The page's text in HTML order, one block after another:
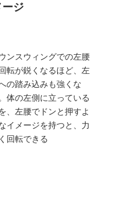
ジ
ンスウィングでの左腰
転が鋭くなるほど、左
の踏み込みも強くな
体の左側に立っている
、左腰でドンと押すよ
イメージを持つと、力
回転できる